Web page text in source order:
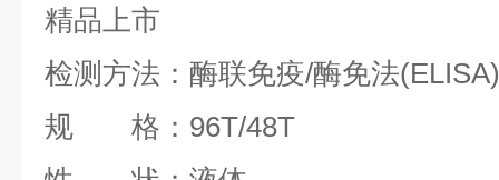
精品上市
检测方法：酶联免疫/酶免法(ELISA)
规 格：96T/48T